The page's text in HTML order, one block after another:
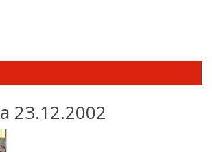
23.12.2002